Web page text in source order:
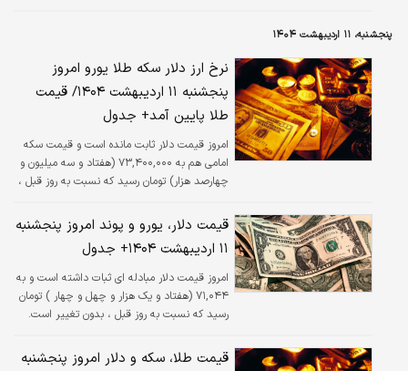
پنجشنبه، ۱۱ اردیبهشت ۱۴۰۴
نرخ ارز دلار سکه طلا یورو امروز
پنجشنبه ۱۱ اردیبهشت ۱۴۰۴/ قیمت
طلا پایین آمد+ جدول
امروز قیمت دلار ثابت مانده است و قیمت سکه
امامی هم به ۷۳,۴۰۰,۰۰۰ (هفتاد و سه میلیون و
چهارصد هزار) تومان رسید که نسبت به روز قبل ،
قیمت دلار، یورو و پوند امروز پنجشنبه
۱۱ اردیبهشت ۱۴۰۴+ جدول
امروز قیمت دلار مبادله ای ثبات داشته است و به
۷۱,۰۴۴ (هفتاد و یک هزار و چهل و چهار ) تومان
رسید که نسبت به روز قبل ، بدون تغییر است.
قیمت طلا، سکه و دلار امروز پنجشنبه